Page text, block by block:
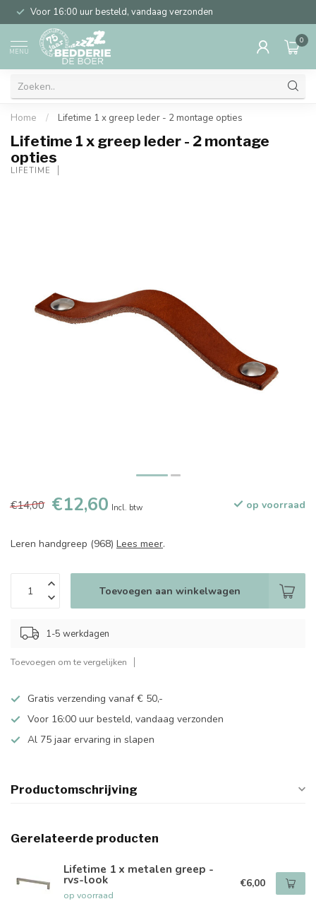
Voor 16:00 uur besteld, vandaag verzonden
MENU
0
Home / Lifetime 1 x greep leder - 2 montage opties
Lifetime 1 x greep leder - 2 montage
opties
LIFETIME
€14,00 €12,60 Incl. btw op voorraad
Leren handgreep (968) Lees meer.
Toevoegen aan winkelwagen
1-5 werkdagen
Toevoegen om te vergelijken
Gratis verzending vanaf € 50,-
Voor 16:00 uur besteld, vandaag verzonden
Al 75 jaar ervaring in slapen
Productomschrijving
Gerelateerde producten
Lifetime 1 x metalen greep -
rvs-look
op voorraad
€6,00